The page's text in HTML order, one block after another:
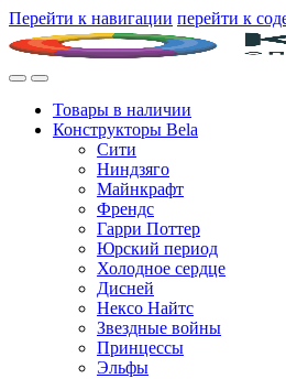
Перейти к навигации перейти к
Товары в наличии
Конструкторы Bela
Сити
Ниндзяго
Майнкрафт
Френдс
Гарри Поттер
Юрский период
Холодное сердце
Дисней
Нексо Найтс
Звездные войны
Принцессы
Эльфы